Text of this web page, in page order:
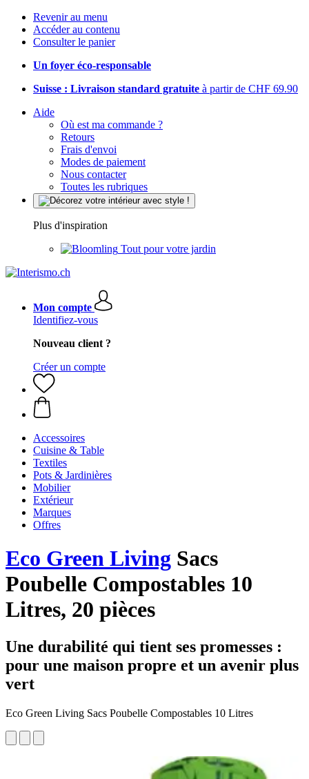
Revenir au menu
Accéder au contenu
Consulter le panier
Un foyer éco-responsable
Suisse : Livraison standard gratuite à partir de CHF 69.90
Aide
Où est ma commande ?
Retours
Frais d'envoi
Modes de paiement
Nous contacter
Toutes les rubriques
Plus d'inspiration
Tout pour votre jardin
Mon compte
Identifiez-vous
Nouveau client ?
Créer un compte
Accessoires
Cuisine & Table
Textiles
Pots & Jardinières
Mobilier
Extérieur
Marques
Offres
Eco Green Living Sacs
Poubelle Compostables 10
Litres, 20 pièces
Une durabilité qui tient ses promesses :
pour une maison propre et un avenir plus
vert
Eco Green Living Sacs Poubelle Compostables 10 Litres